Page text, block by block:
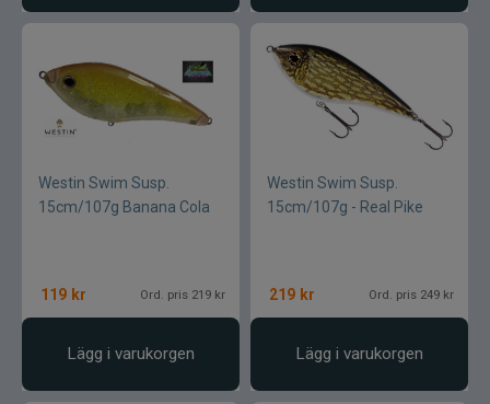
Westin Swim Susp.
15cm/107g Banana Cola
119 kr Ord. pris 219 kr
Lägg i varukorgen
Westin Swim Susp.
15cm/107g - Real Pike
219 kr Ord. pris 249 kr
Lägg i varukorgen